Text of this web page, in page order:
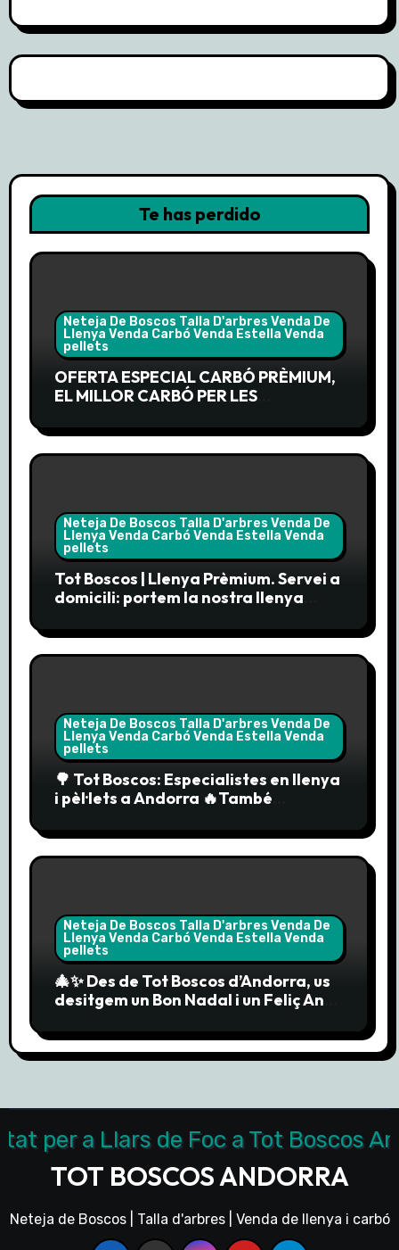
Te has perdido
Neteja De Boscos Talla D'arbres Venda De
Llenya Venda Carbó Venda Estella Venda
pellets
OFERTA ESPECIAL CARBÓ PRÈMIUM,
EL MILLOR CARBÓ PER LES
Neteja De Boscos Talla D'arbres Venda De
Llenya Venda Carbó Venda Estella Venda
pellets
Tot Boscos | Llenya Prèmium. Servei a
domicili: portem la nostra llenya
porta.
Neteja De Boscos Talla D'arbres Venda De
Llenya Venda Carbó Venda Estella Venda
pellets
🌳 Tot Boscos: Especialistes en llenya
i pèl·lets a Andorra 🔥També
Neteja De Boscos Talla D'arbres Venda De
Llenya Venda Carbó Venda Estella Venda
pellets
🎄✨ Des de Tot Boscos d’Andorra, us
desitgem un Bon Nadal i un Feliç Any
TOT BOSCOS ANDORRA
Neteja de Boscos | Talla d'arbres | Venda de llenya i carbó